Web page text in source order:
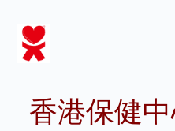
香港保健